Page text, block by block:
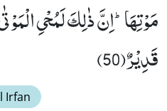
مَوْتِهَاؕ-اِنَّ ذٰلِكَ لَمُحْیِ
قَدِیْرٌ(50)
Irfan